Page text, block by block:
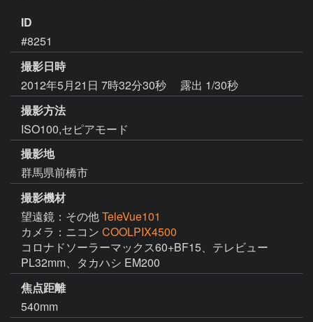
ID
#8251
撮影日時
2012年5月21日 7時32分30秒
露出 1/30秒
撮影方法
ISO100,セピアモード
撮影地
群馬県前橋市
撮影機材
望遠鏡：その他TeleVue101
カメラ：ニコン COOLPIX4500
コロナドソーラーマックス60+BF15、テレビュー
PL32mm、タカハシ EM200
焦点距離
540mm